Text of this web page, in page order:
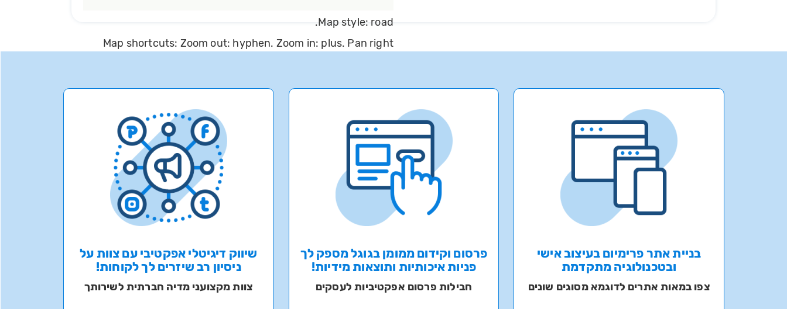
Map style: road.
Map shortcuts: Zoom out: hyphen. Zoom in: plus. Pan right
15 degrees clockwise: shift + right arrow. Rotate 15 degrees
degrees: shift + up arrow. Decrease pitch 10 degrees: shift +
down arrow. Jump focus to the map: Escape.
Visit azure.microsoft.com
©2026 TomTom
Feedback
Provide Map Data Feedback
בניית אתר פרימיום בעיצוב אישי
ובטכנולוגיה מתקדמת
צפו במאות אתרים לדוגמא מסוגים שונים
פרסום וקידום ממומן בגוגל מספק לך
פניות איכותיות ותוצאות מידיות!
חבילות פרסום אפקטיביות לעסקים
שיווק דיגיטלי אפקטיבי עם צוות על
ניסיון רב שיזרים לך לקוחות!
צוות מקצועני מדיה חברתית לשירותך